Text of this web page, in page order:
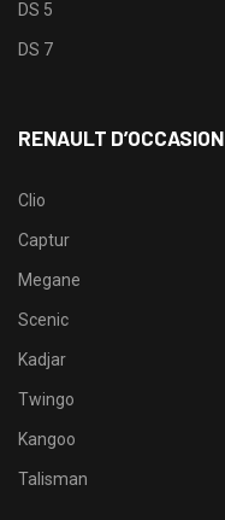
DS 5
DS 7
RENAULT D’OCCASION
Clio
Captur
Megane
Scenic
Kadjar
Twingo
Kangoo
Talisman